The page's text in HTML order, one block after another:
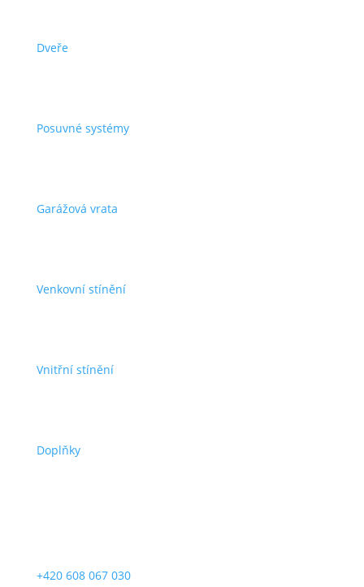
Dveře
Posuvné systémy
Garážová vrata
Venkovní stínění
Vnitřní stínění
Doplňky
+420 608 067 030